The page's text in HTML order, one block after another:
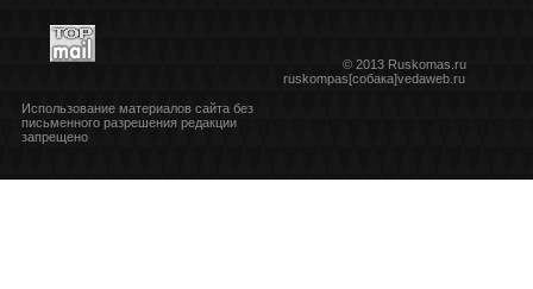
© 2013 Ruskomas.ru
ruskompas[собака]vedaweb.ru
Использование материалов сайта без
письменного разрешения редакции
запрещено